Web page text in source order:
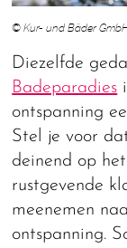
© Kur- und Bäder
Diezelfde
Badeparadies
ontspanning
Stel je voor
deinend op
rustgevende
meenemen
ontspanning.